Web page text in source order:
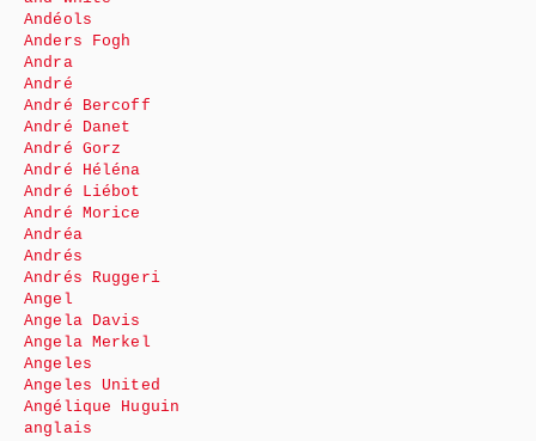
Andéols
Anders Fogh
Andra
André
André Bercoff
André Danet
André Gorz
André Héléna
André Liébot
André Morice
Andréa
Andrés
Andrés Ruggeri
Angel
Angela Davis
Angela Merkel
Angeles
Angeles United
Angélique Huguin
anglais